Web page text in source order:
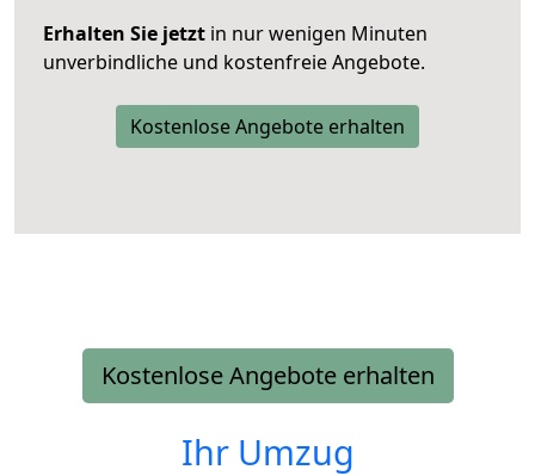
Erhalten Sie jetzt in nur wenigen Minuten
unverbindliche und kostenfreie Angebote.
Kostenlose Angebote erhalten
Kostenlose Angebote erhalten
Ihr Umzug